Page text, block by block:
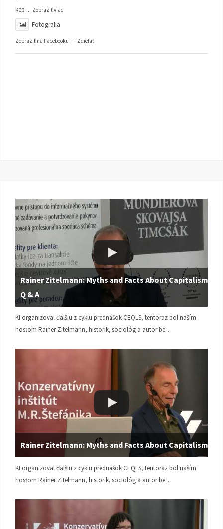
kep ... Zobraziť viac
Fotografia
Zobraziť na Facebooku · Zdieľať
Rainer Zitelmann: Myths and Facts About Capitalism |
Q & A
KI organizoval ďalšiu z cyklu prednášok CEQLS, tentoraz bol naším
hosťom Rainer Zitelmann, historik, sociológ a autor be…
Rainer Zitelmann: Myths and Facts About Capitalism
KI organizoval ďalšiu z cyklu prednášok CEQLS, tentoraz bol naším
hosťom Rainer Zitelmann, historik, sociológ a autor be…